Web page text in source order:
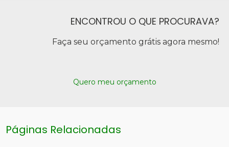
ENCONTROU O QUE PROCURAVA?
Faça seu orçamento grátis agora mesmo!
Quero meu orçamento
Páginas Relacionadas